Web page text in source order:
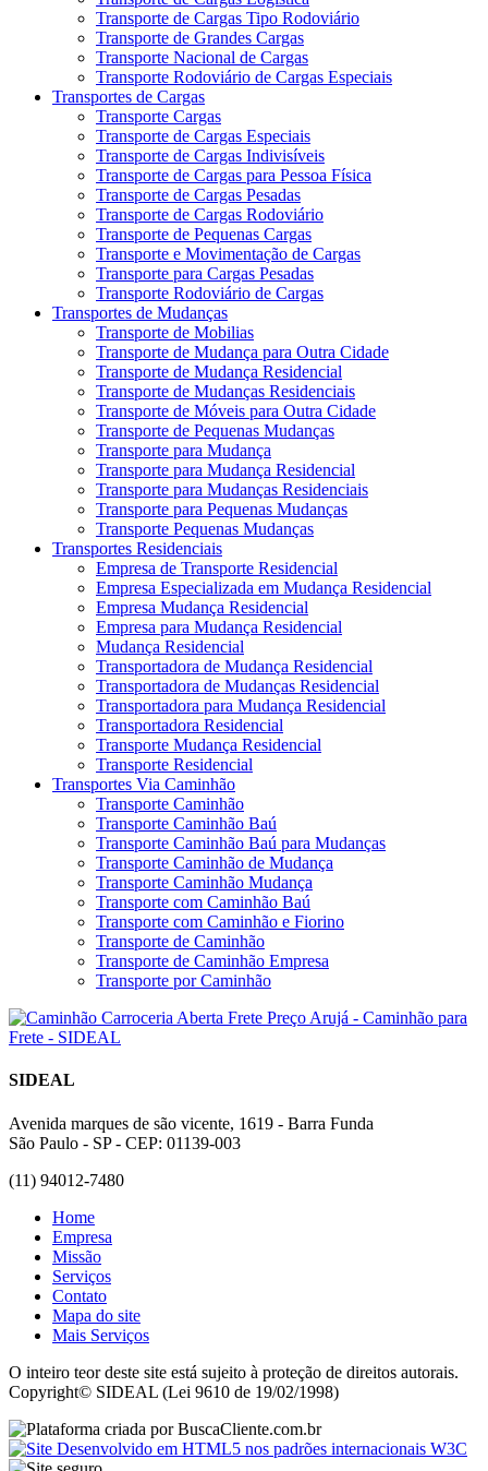
Transporte de Cargas Tipo Rodoviário
Transporte de Grandes Cargas
Transporte Nacional de Cargas
Transporte Rodoviário de Cargas Especiais
Transportes de Cargas
Transporte Cargas
Transporte de Cargas Especiais
Transporte de Cargas Indivisíveis
Transporte de Cargas para Pessoa Física
Transporte de Cargas Pesadas
Transporte de Cargas Rodoviário
Transporte de Pequenas Cargas
Transporte e Movimentação de Cargas
Transporte para Cargas Pesadas
Transporte Rodoviário de Cargas
Transportes de Mudanças
Transporte de Mobilias
Transporte de Mudança para Outra Cidade
Transporte de Mudança Residencial
Transporte de Mudanças Residenciais
Transporte de Móveis para Outra Cidade
Transporte de Pequenas Mudanças
Transporte para Mudança
Transporte para Mudança Residencial
Transporte para Mudanças Residenciais
Transporte para Pequenas Mudanças
Transporte Pequenas Mudanças
Transportes Residenciais
Empresa de Transporte Residencial
Empresa Especializada em Mudança Residencial
Empresa Mudança Residencial
Empresa para Mudança Residencial
Mudança Residencial
Transportadora de Mudança Residencial
Transportadora de Mudanças Residencial
Transportadora para Mudança Residencial
Transportadora Residencial
Transporte Mudança Residencial
Transporte Residencial
Transportes Via Caminhão
Transporte Caminhão
Transporte Caminhão Baú
Transporte Caminhão Baú para Mudanças
Transporte Caminhão de Mudança
Transporte Caminhão Mudança
Transporte com Caminhão Baú
Transporte com Caminhão e Fiorino
Transporte de Caminhão
Transporte de Caminhão Empresa
Transporte por Caminhão
SIDEAL
Avenida marques de são vicente, 1619 - Barra Funda
São Paulo - SP - CEP: 01139-003
(11) 94012-7480
Home
Empresa
Missão
Serviços
Contato
Mapa do site
Mais Serviços
O inteiro teor deste site está sujeito à proteção de direitos autorais.
Copyright© SIDEAL (Lei 9610 de 19/02/1998)